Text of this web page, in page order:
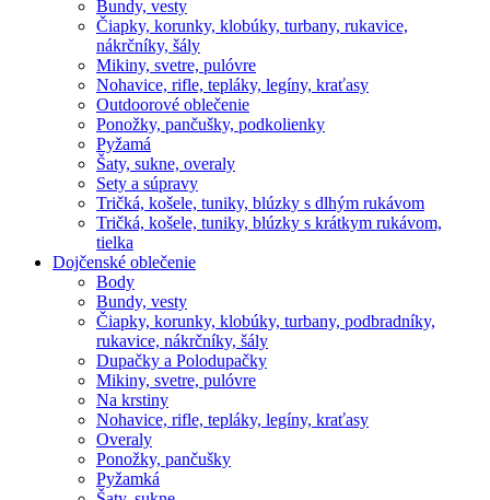
Bundy, vesty
Čiapky, korunky, klobúky, turbany, rukavice,
nákrčníky, šály
Mikiny, svetre, pulóvre
Nohavice, rifle, tepláky, legíny, kraťasy
Outdoorové oblečenie
Ponožky, pančušky, podkolienky
Pyžamá
Šaty, sukne, overaly
Sety a súpravy
Tričká, košele, tuniky, blúzky s dlhým rukávom
Tričká, košele, tuniky, blúzky s krátkym rukávom,
tielka
Dojčenské oblečenie
Body
Bundy, vesty
Čiapky, korunky, klobúky, turbany, podbradníky,
rukavice, nákrčníky, šály
Dupačky a Polodupačky
Mikiny, svetre, pulóvre
Na krstiny
Nohavice, rifle, tepláky, legíny, kraťasy
Overaly
Ponožky, pančušky
Pyžamká